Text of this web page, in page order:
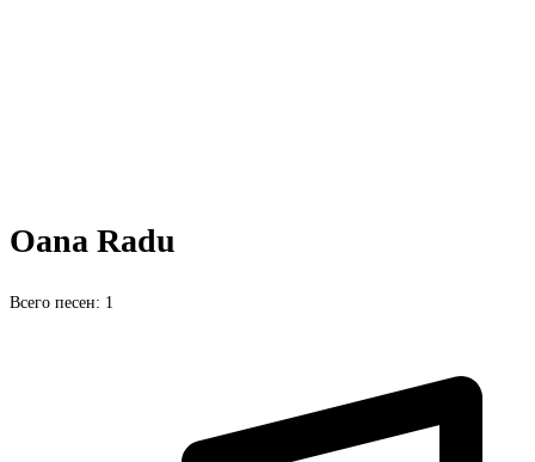
Oana Radu
Всего песен: 1